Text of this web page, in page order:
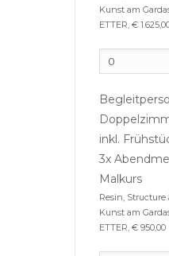
Kunst am
ETTER, €
inkl.
3x
Malkurs
Resin, Structure
Kunst am
ETTER, € 950,00